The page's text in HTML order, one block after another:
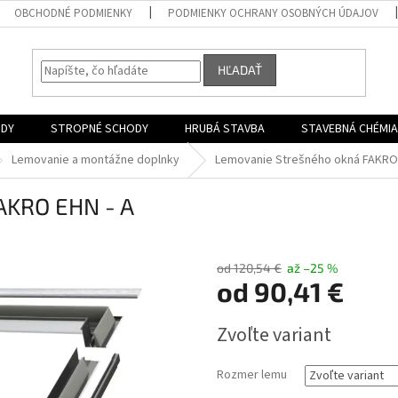
OBCHODNÉ PODMIENKY PODMIENKY OCHRANY OSOBNÝCH ÚDAJOV
HĽADAŤ
STROPNÉ SCHODY HRUBÁ STAVBA STAVEBNÁ CHÉMIA
Lemovanie a montážne doplnky Lemovanie Strešného okná FAKRO
EHN - A
od 120,54 € až –25 %
od 90,41 €
cena:
Zvoľte variant
Rozmer lemu